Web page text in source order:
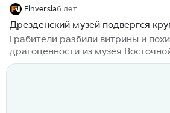
Finversia6 лет
Дрезденский музей подвергся
Грабители разбили витрины и
драгоценности из музея
понедельник утром.